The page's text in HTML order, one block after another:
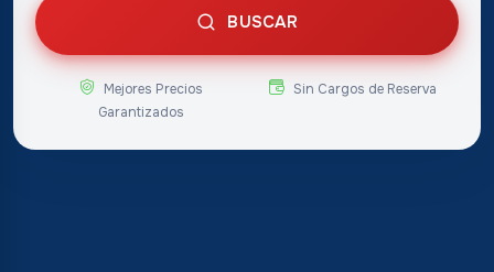
BUSCAR
Mejores Precios
Garantizados
Sin Cargos de Reserva